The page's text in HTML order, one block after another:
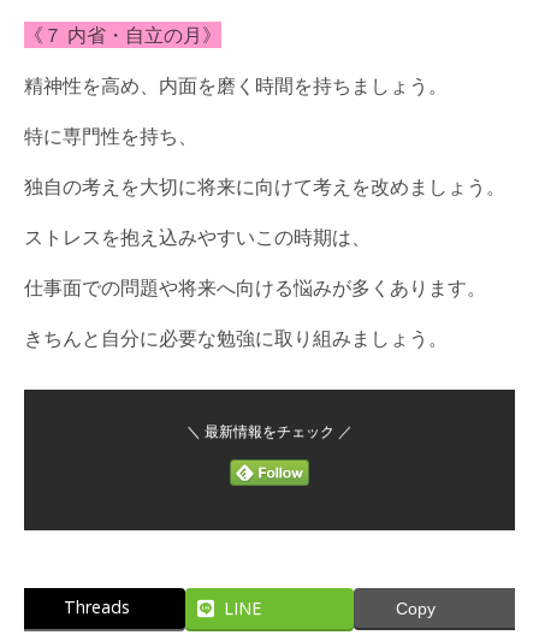
《７ 内省・自立の月》
精神性を高め、内面を磨く時間を持ちましょう。
特に専門性を持ち、
独自の考えを大切に将来に向けて考えを改めましょう。
ストレスを抱え込みやすいこの時期は、
仕事面での問題や将来へ向ける悩みが多くあります。
きちんと自分に必要な勉強に取り組みましょう。
＼ 最新情報をチェック ／
Threads LINE Copy